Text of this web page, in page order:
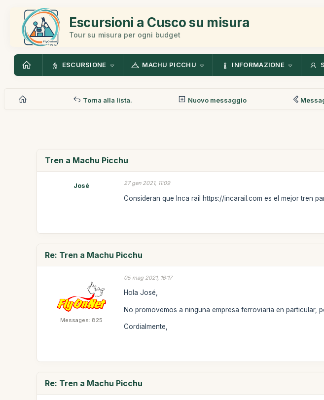
Escursioni a Cusco su misura
Tour su misura per ogni budget
ESCURSIONE MACHU PICCHU INFORMAZIONE
Torna alla lista. Nuovo messaggio
Tren a Machu Picchu
José 27 gen 2021, 11:09
Consideran que Inca rail https://incarail.com es el mejor tren
Re: Tren a Machu Picchu
Messages: 825
05 mag 2021, 16:17
Hola José,
No promovemos a ninguna empresa ferroviaria en particular,
Cordialmente,
Re: Tren a Machu Picchu